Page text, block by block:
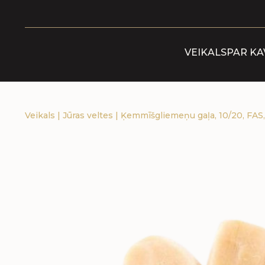
VEIKALSPAR
Veikals | Jūras veltes | Ķemmīšgliemeņu gaļa, 10/20,